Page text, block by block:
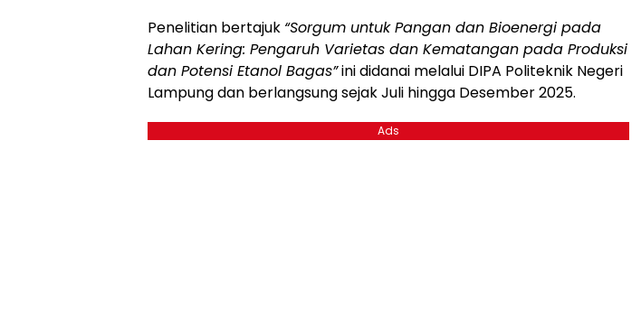
Penelitian bertajuk “Sorgum untuk Pangan dan Bioenergi pada
Lahan Kering: Pengaruh Varietas dan Kematangan pada Produksi
dan Potensi Etanol Bagas”ini didanai melalui DIPA Politeknik Negeri
Lampung dan berlangsung sejak Juli hingga Desember 2025.
Ads